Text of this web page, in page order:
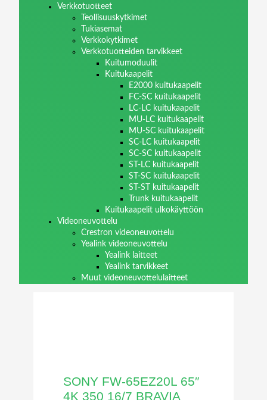
Verkkotuotteet
Teollisuuskytkimet
Tukiasemat
Verkkokytkimet
Verkkotuotteiden tarvikkeet
Kuitumoduulit
Kuitukaapelit
E2000 kuitukaapelit
FC-SC kuitukaapelit
LC-LC kuitukaapelit
MU-LC kuitukaapelit
MU-SC kuitukaapelit
SC-LC kuitukaapelit
SC-SC kuitukaapelit
ST-LC kuitukaapelit
ST-SC kuitukaapelit
ST-ST kuitukaapelit
Trunk kuitukaapelit
Kuitukaapelit ulkokäyttöön
Videoneuvottelu
Crestron videoneuvottelu
Yealink videoneuvottelu
Yealink laitteet
Yealink tarvikkeet
Muut videoneuvottelulaitteet
SONY FW-65EZ20L 65″
4K 350 16/7 BRAVIA